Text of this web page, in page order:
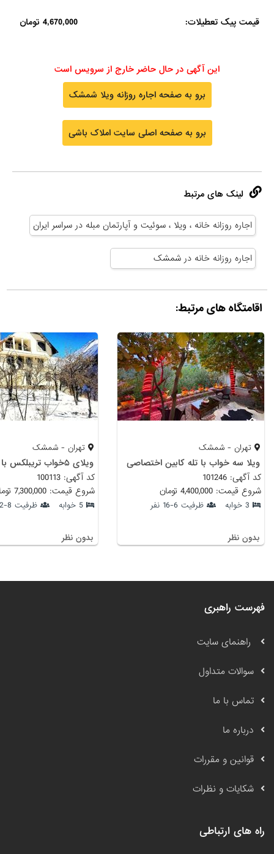
قیمت پیک تعطیلات: 4,670,000 تومان
این آگهی در حال حاضر خارج از سرویس است
برو به صفحه اجاره روزانه ویلا شمشک
برو به صفحه اصلی سایت املاک باشی
لینک های مرتبط
اجاره روزانه خانه ، ویلا ، سوئیت و آپارتمان مبله در سراسر ایران
اجاره روزانه خانه در شمشک
اقامتگاه های مرتبط:
تهران - شمشک
ویلا سه خواب با تله کابین اختصاصی
کد آگهی: 101246
شروع قیمت: 4,400,000 تومان
3 خوابه ظرفیت 6-16 نفر
بدون نظر
تهران - شمشک
ویلای ۵خواب تریبلکس با ۲۰۰۰ متر باغ
کد آگهی: 100113
شروع قیمت: 7,300,000 تومان
5 خوابه ظرفیت 8-12 نفر
بدون نظر
فهرست راهبری
راهنمای سایت
سوالات متداول
تماس با ما
درباره ما
قوانین و مقررات
شکایات و نظرات
راه های ارتباطی